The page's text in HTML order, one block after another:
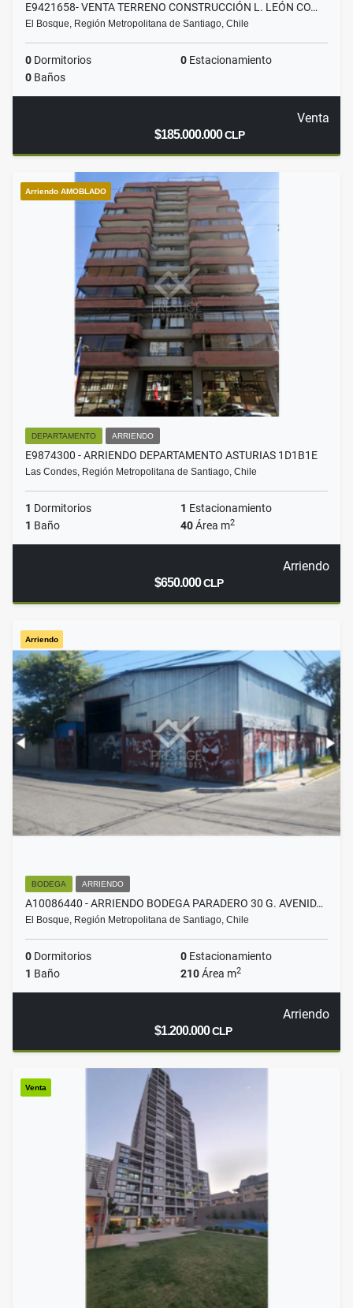
E9421658- VENTA TERRENO CONSTRUCCIÓN L. LEÓN CO…
El Bosque, Región Metropolitana de Santiago, Chile
0 Dormitorios 0 Estacionamiento
0 Baños
Venta
$185.000.000CLP
Arriendo AMOBLADO
DEPARTAMENTO ARRIENDO
E9874300 - ARRIENDO DEPARTAMENTO ASTURIAS 1D1B1E
Las Condes, Región Metropolitana de Santiago, Chile
1 Dormitorios 1 Estacionamiento
1 Baño 40Área m2
Arriendo
$650.000CLP
Arriendo
BODEGA ARRIENDO
A10086440 - ARRIENDO BODEGA PARADERO 30 G. AVENID…
El Bosque, Región Metropolitana de Santiago, Chile
0 Dormitorios 0 Estacionamiento
1 Baño 210Área m2
Arriendo
$1.200.000CLP
Venta